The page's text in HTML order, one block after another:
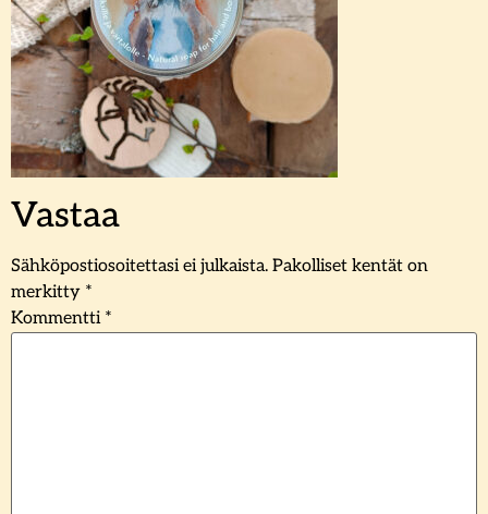
Vastaa
Sähköpostiosoitettasi ei julkaista. Pakolliset kentät on
merkitty *
Kommentti *